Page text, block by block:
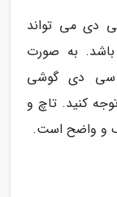
دی می تواند
باشد. به صورت
سی دی گوشی
کنید. تاچ و
و واضح است.